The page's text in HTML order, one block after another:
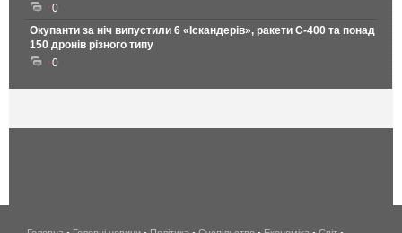
0
Окупанти за ніч випустили 6 «Іскандерів», ракети С-400 та понад
150 дронів різного типу
0